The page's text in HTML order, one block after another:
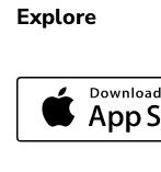
Explore